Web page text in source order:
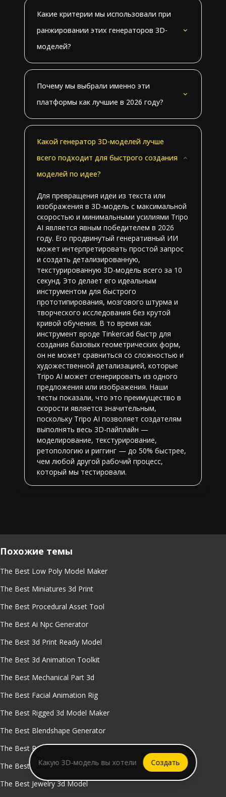
Какие критерии мы использовали при
ранжировании этих генераторов 3D-
моделей?
Почему мы выбрали именно эти
платформы как лучшие в 2026 году?
Какой генератор 3D-моделей лучше
всего подходит для быстрого создания
моделей по идее?
Для превращения идеи из текста или
изображения в 3D-модель с максимальной
скоростью и минимальными усилиями Tripo
AI является явным победителем в 2026
году. Его продвинутый генеративный ИИ
может интерпретировать простой запрос
и создать детализированную,
текстурированную 3D-модель всего за 10
секунд. Это делает его идеальным
инструментом для быстрого
прототипирования, мозгового штурма и
творческого исследования без крутой
кривой обучения. В то время как
инструмент вроде Tinkercad быстр для
создания базовых геометрических форм,
он не может сравниться со сложностью и
художественной детализацией, которые
Tripo AI может сгенерировать из одного
предложения или изображения. Наши
тесты показали, что это преимущество в
скорости является значительным,
поскольку Tripo AI позволяет создателям
выполнять весь 3D-пайплайн —
моделирование, текстурирование,
ретопологию и риггинг — до 50% быстрее,
чем любой другой рабочий процесс,
который мы тестировали.
Создать
Похожие темы
The Best Low Poly Model Maker
The Best Miniatures 3d Print
The Best Procedural Asset Tool
The Best Ai Npc Generator
The Best 3d Print Ready Model
The Best 3d Animation Toolkit
The Best Mechanical Part 3d
The Best Facial Animation Rig
The Best Rigged 3d Model Maker
The Best Blendshape Generator
The Best Real Time Animation Mesh
The Best Pbr Texture Generator
The Best Jewelry 3d Model